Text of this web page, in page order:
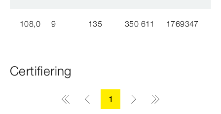
108,0 9 135 350 611 1769347
Certifiering
1